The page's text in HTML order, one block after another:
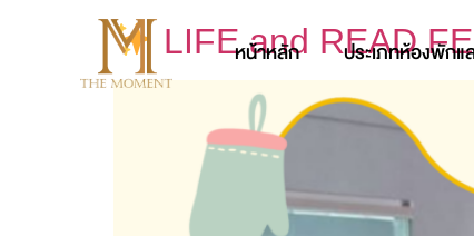
หน้าหลัก ประเภทห้องพักแ
LIFE and READ